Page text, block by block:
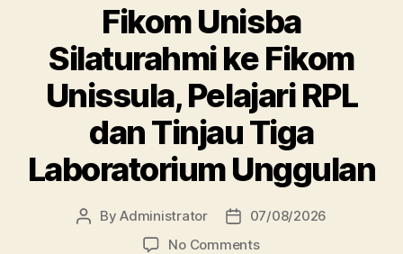
Fikom Unisba
Silaturahmi ke Fikom
Unissula, Pelajari RPL
dan Tinjau Tiga
Laboratorium Unggulan
PostByAdministrator
Post
date
07/08/2026
No Commentson